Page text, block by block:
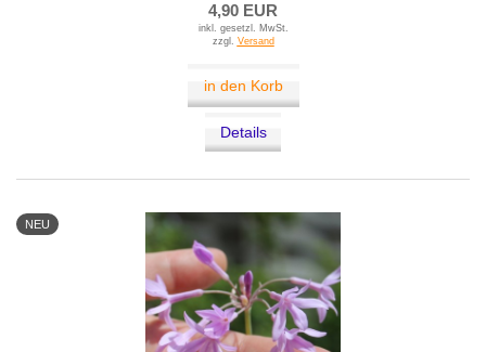
4,90 EUR
inkl. gesetzl. MwSt.
zzgl. Versand
in den Korb
Details
NEU